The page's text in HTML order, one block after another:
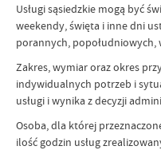
Usługi sąsiedzkie mogą być
weekendy, święta i inne dni
porannych, popołudniowych,
Zakres, wymiar oraz okres
indywidualnych potrzeb i
usługi i wynika z decyzji
Osoba, dla której
ilość godzin usług